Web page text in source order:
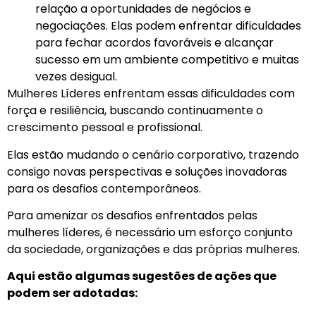
relação a oportunidades de negócios e
negociações. Elas podem enfrentar dificuldades
para fechar acordos favoráveis e alcançar
sucesso em um ambiente competitivo e muitas
vezes desigual.
Mulheres Líderes enfrentam essas dificuldades com
força e resiliência, buscando continuamente o
crescimento pessoal e profissional.
Elas estão mudando o cenário corporativo, trazendo
consigo novas perspectivas e soluções inovadoras
para os desafios contemporâneos.
Para amenizar os desafios enfrentados pelas
mulheres líderes, é necessário um esforço conjunto
da sociedade, organizações e das próprias mulheres.
Aqui estão algumas sugestões de ações que
podem ser adotadas: